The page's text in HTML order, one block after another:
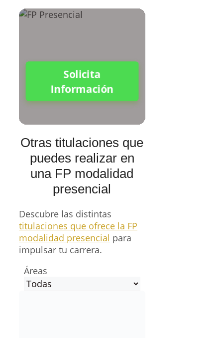
Solicita
Información
Otras titulaciones que
puedes realizar en
una FP modalidad
presencial
Descubre las distintas
titulaciones que ofrece la FP
modalidad presencial para
impulsar tu carrera.
Áreas